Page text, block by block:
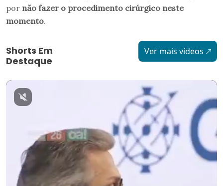
por não fazer o procedimento cirúrgico neste
momento.
Shorts Em
Destaque
Ver mais vídeos